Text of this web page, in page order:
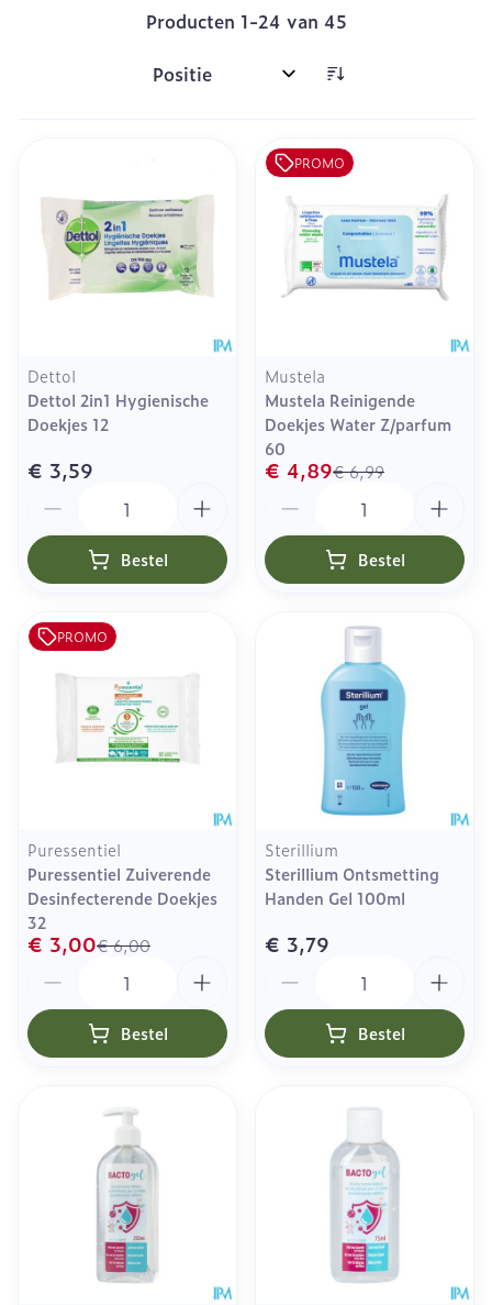
Producten 1-24 van 45
Sorteer op:
Dettol
Dettol 2in1 Hygienische
Doekjes 12
€ 3,59
Bestel
PROMO
Mustela
Mustela Reinigende
Doekjes Water Z/parfum
60
€ 6,99
€ 4,89
Bestel
PROMO
Puressentiel
Puressentiel Zuiverende
Desinfecterende Doekjes
32
€ 6,00
€ 3,00
Bestel
Sterillium
Sterillium Ontsmetting
Handen Gel 100ml
€ 3,79
Bestel